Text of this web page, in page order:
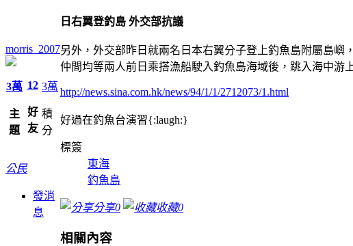
morris_2007
3萬
主
題
12
好
友
3萬
積
分
公民
發消
息
日右翼登釣島 外交部抗議
另外，外交部昨日就兩名日本右翼分子登上釣魚島附屬島
仲間均等兩人前日乘搭漁船駛入釣魚島海域後，跳入海中游
http://news.sina.com.hk/news/94/1/1/2712073/1.html
好過在釣魚台演習{:laugh:}
標簽
東海
釣魚島
分享0 收藏0
相關內容